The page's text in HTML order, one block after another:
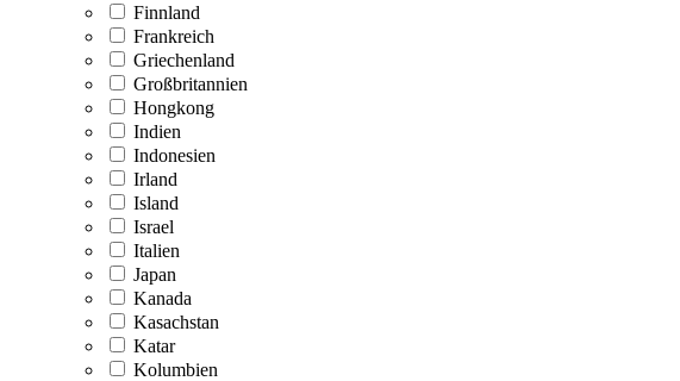
Finnland
Frankreich
Griechenland
Großbritannien
Hongkong
Indien
Indonesien
Irland
Island
Israel
Italien
Japan
Kanada
Kasachstan
Katar
Kolumbien